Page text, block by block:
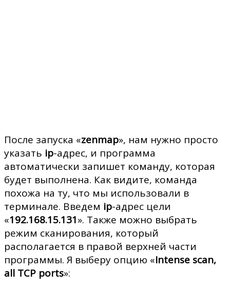
После запуска «zenmap», нам нужно просто
указать ip-адрес, и программа
автоматически запишет команду, которая
будет выполнена. Как видите, команда
похожа на ту, что мы использовали в
терминале. Введем ip-адрес цели
«192.168.15.131». Также можно выбрать
режим сканирования, который
располагается в правой верхней части
программы. Я выберу опцию «Intense scan,
all TCP ports»: